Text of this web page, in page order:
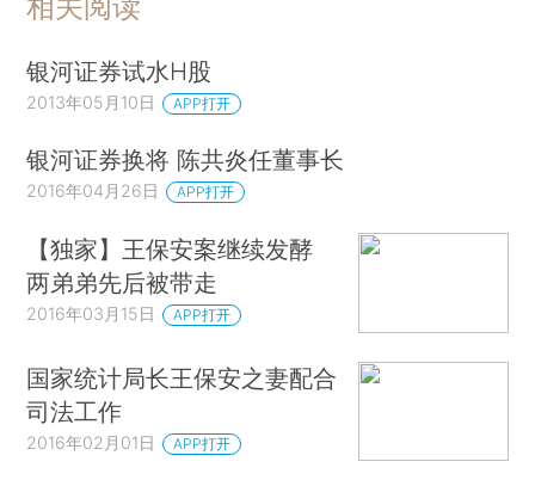
银河证券试水H股
2013年05月10日 APP打开
银河证券换将 陈共炎任董事长
2016年04月26日 APP打开
【独家】王保安案继续发酵
两弟弟先后被带走
2016年03月15日 APP打开
国家统计局长王保安之妻配合
司法工作
2016年02月01日 APP打开